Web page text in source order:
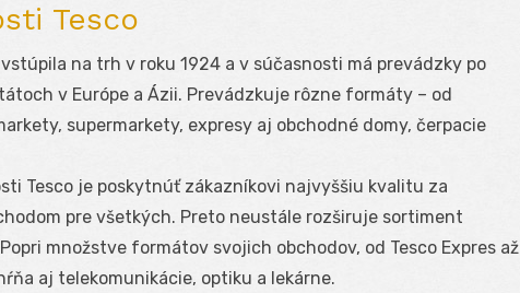
Tesco
vstúpila na trh v roku 1924 a v súčasnosti má prevádzky po
v Európe a Ázii. Prevádzkuje rôzne formáty – od
supermarkety, expresy aj obchodné domy, čerpacie
Tesco je poskytnúť zákazníkovi najvyššiu kvalitu za
pre všetkých. Preto neustále rozširuje sortiment
množstve formátov svojich obchodov, od Tesco Expres až
aj telekomunikácie, optiku a lekárne.